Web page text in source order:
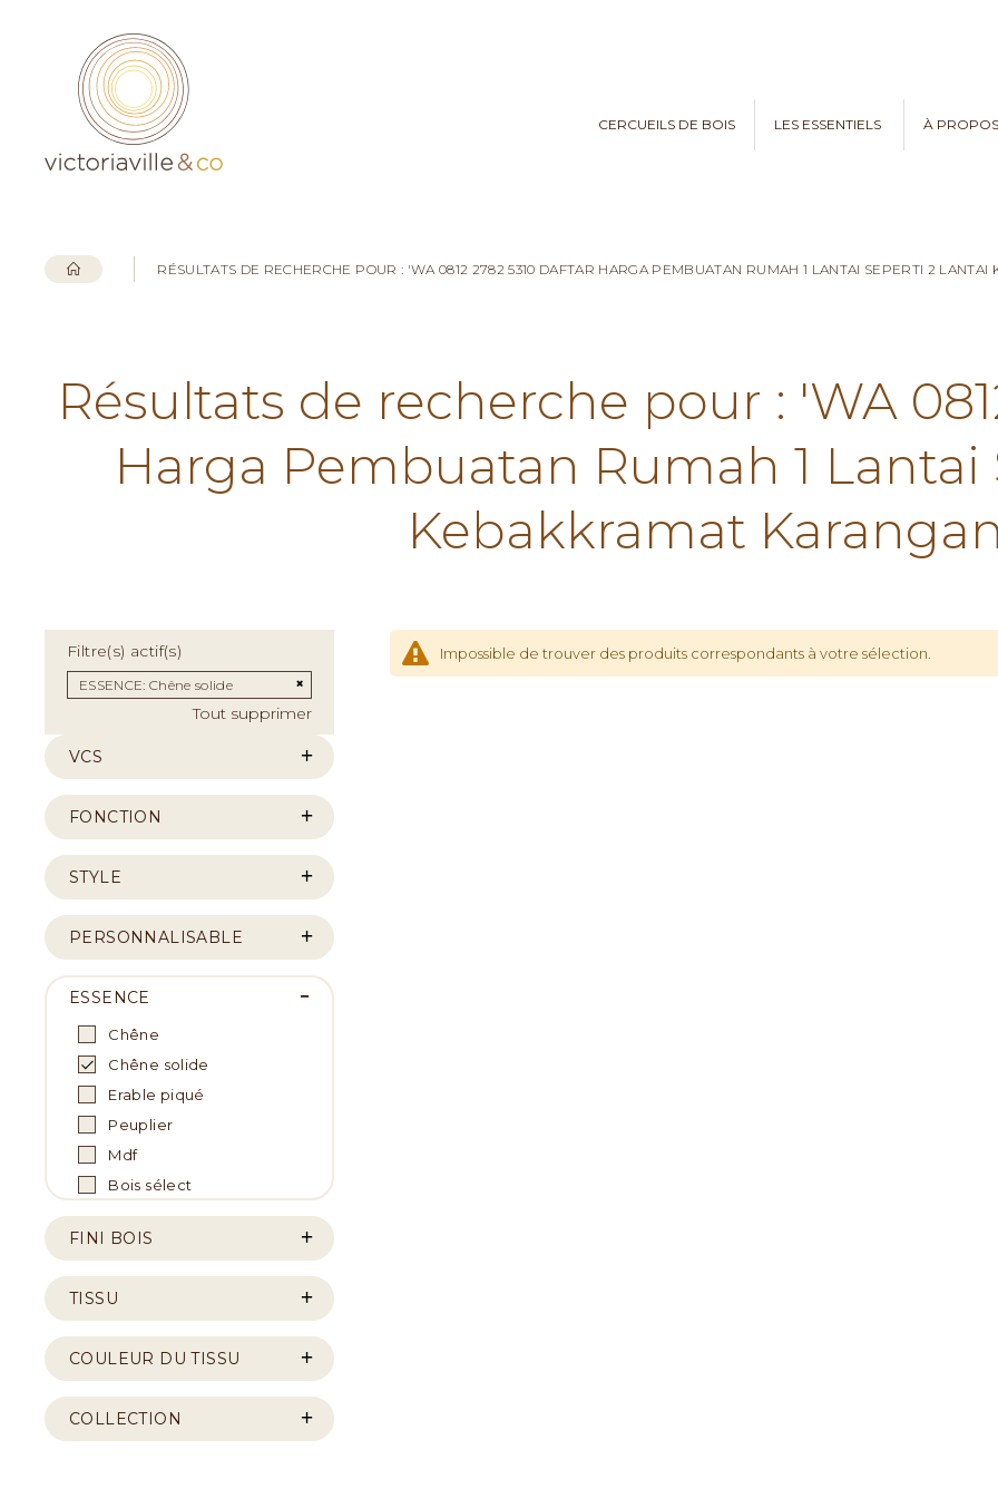
CERCUEILS DE BOIS LES ESSENTIELS À PROPOS
RÉSULTATS DE RECHERCHE POUR : 'WA 0812 2782 5310 DAFTAR HARGA PEMBUATAN RUMAH 1 LANTAI SEPERTI 2
Résultats de recherche pour : 'WA
Harga Pembuatan Rumah 1
Kebakkramat
Impossible de trouver des produits correspondants à votre sélection.
Filtre(s) actif(s)
ESSENCE Chêne solide Supprimer cet Élément
Tout supprimer
VCS
FONCTION
STYLE
PERSONNALISABLE
ESSENCE
Chêne
Chêne solide
Erable piqué
Peuplier
Mdf
Bois sélect
FINI BOIS
TISSU
COULEUR DU TISSU
COLLECTION